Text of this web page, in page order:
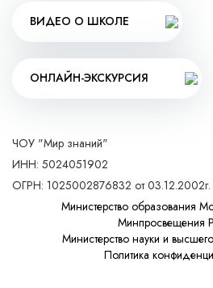
ВИДЕО О ШКОЛЕ
ОНЛАЙН-ЭКСКУРСИЯ
ЧОУ "Мир знаний"
ИНН: 5024051902
ОГРН: 1025002876832 от 03.12.2002г.
Министерство образования
Минпросвещения
Министерство науки и
Политика